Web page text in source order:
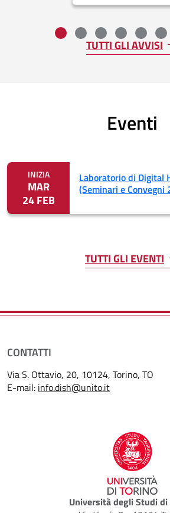
TUTTI GLI AVVISI
Eventi
INIZIA
MAR
24 FEB
Laboratorio di Digital
(Seminari e Convegni
TUTTI GLI EVENTI
CONTATTI
Via S. Ottavio, 20, 10124, Torino, TO
E-mail: info.dish@unito.it
Università degli Studi di